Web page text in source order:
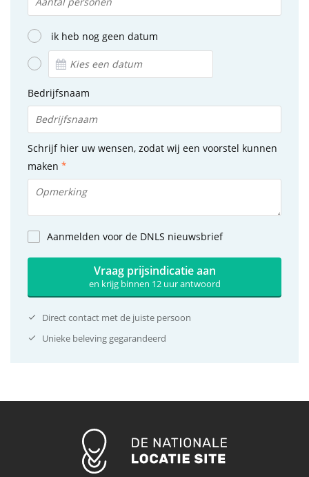
ik heb nog geen datum
Bedrijfsnaam
Schrijf hier uw wensen, zodat wij een voorstel kunnen
maken
Aanmelden voor de DNLS nieuwsbrief
Vraag prijsindicatie aan
en krijg binnen 12 uur antwoord
Direct contact met de juiste persoon
Unieke beleving gegarandeerd